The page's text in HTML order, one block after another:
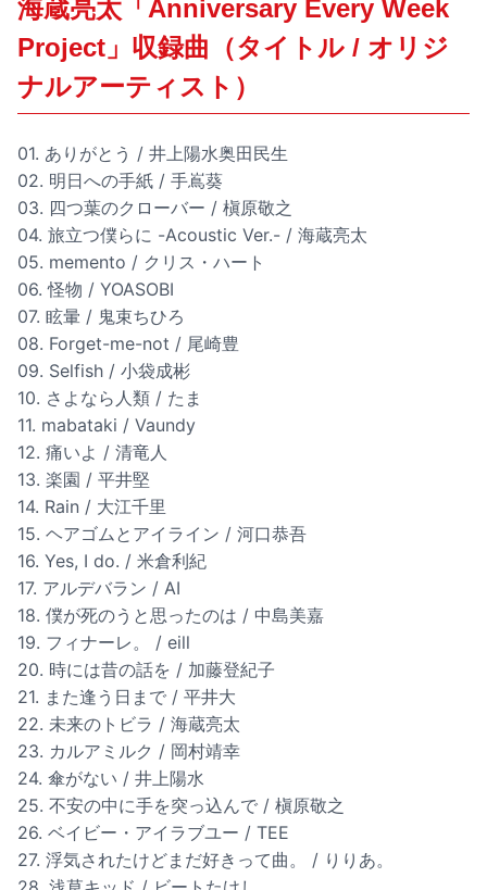
海蔵亮太「Anniversary Every Week
Project」収録曲（タイトル / オリジ
ナルアーティスト）
01. ありがとう / 井上陽水奥田民生
02. 明日への手紙 / 手嶌葵
03. 四つ葉のクローバー / 槇原敬之
04. 旅立つ僕らに -Acoustic Ver.- / 海蔵亮太
05. memento / クリス・ハート
06. 怪物 / YOASOBI
07. 眩暈 / 鬼束ちひろ
08. Forget-me-not / 尾崎豊
09. Selfish / 小袋成彬
10. さよなら人類 / たま
11. mabataki / Vaundy
12. 痛いよ / 清竜人
13. 楽園 / 平井堅
14. Rain / 大江千里
15. ヘアゴムとアイライン / 河口恭吾
16. Yes, I do. / 米倉利紀
17. アルデバラン / AI
18. 僕が死のうと思ったのは / 中島美嘉
19. フィナーレ。 / eill
20. 時には昔の話を / 加藤登紀子
21. また逢う日まで / 平井大
22. 未来のトビラ / 海蔵亮太
23. カルアミルク / 岡村靖幸
24. 傘がない / 井上陽水
25. 不安の中に手を突っ込んで / 槇原敬之
26. ベイビー・アイラブユー / TEE
27. 浮気されたけどまだ好きって曲。 / りりあ。